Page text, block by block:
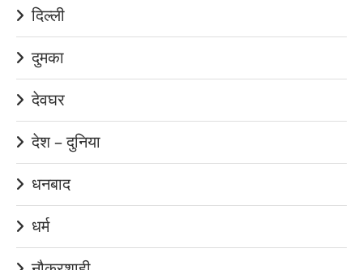
दिल्ली
दुमका
देवघर
देश – दुनिया
धनबाद
धर्म